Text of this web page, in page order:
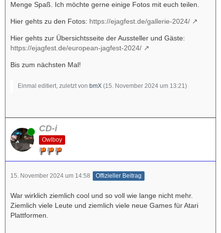
Menge Spaß. Ich möchte gerne einige Fotos mit euch teilen.
Hier gehts zu den Fotos: https://ejagfest.de/gallerie-2024/
Hier gehts zur Übersichtsseite der Aussteller und Gäste:
https://ejagfest.de/european-jagfest-2024/
Bis zum nächsten Mal!
Einmal editiert, zuletzt von bmX (15. November 2024 um 13:21)
Online CD-i
Owlboy
15. November 2024 um 14:58 Offizieller Beitrag
War wirklich ziemlich cool und so voll wie lange nicht mehr.
Ziemlich viele Leute und ziemlich viele neue Games für Atari
Plattformen.